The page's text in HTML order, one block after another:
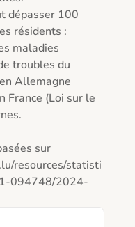
dépasser 100
résidents :
maladies
troubles du
Allemagne
France (Loi sur le
sur
resources/statisti
094748/2024-